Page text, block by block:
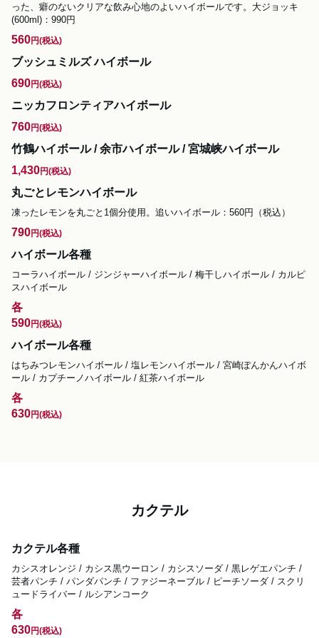
った、癖のないクリアな飲み心地のよいハイボールです。大ジョッキ
(600ml)：990円
560円(税込)
ブッシュミルズ ハイボール
690円(税込)
ニッカフロンティアハイボール
760円(税込)
竹鶴ハイボール / 余市ハイボール / 宮城峡ハイボール
1,430円(税込)
丸ごとレモンハイボール
凍ったレモンを丸ごと1個分使用。追いハイボール：560円（税込）
790円(税込)
ハイボール各種
コーラハイボール / ジンジャーハイボール / 梅干しハイボール / カルピ
スハイボール
各
590円(税込)
ハイボール各種
はちみつレモンハイボール / 塩レモンハイボール / 宮崎ぽんかんハイボ
ール / カプチーノハイボール / 紅茶ハイボール
各
630円(税込)
カクテル
カクテル各種
カシスオレンジ / カシス黒ウーロン / カシスソーダ / 黒レゲエパンチ /
芸者パンチ / パンダパンチ / ファジーネーブル / ピーチソーダ / スクリ
ュードライバー / ルシアンコーク
各
630円(税込)